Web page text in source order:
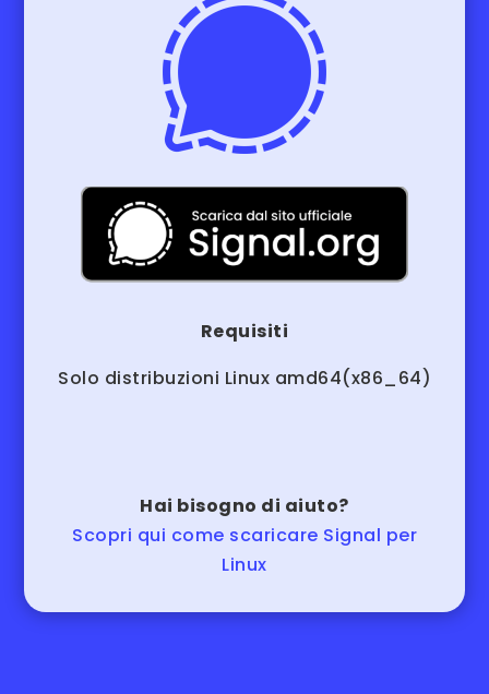
Requisiti
Solo distribuzioni Linux amd64(x86_64)
Hai bisogno di aiuto?
Scopri qui come scaricare Signal per
Linux